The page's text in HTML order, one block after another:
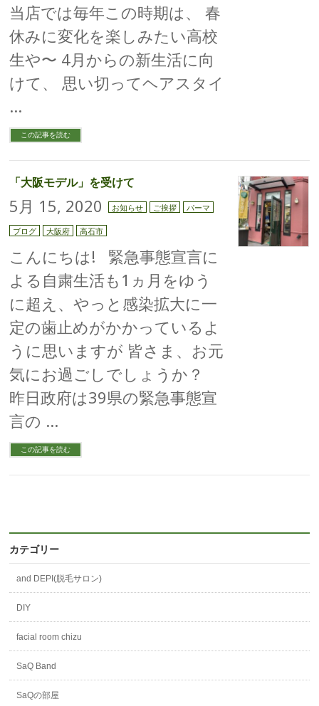
当店では毎年この時期は、 春
休みに変化を楽しみたい高校
生や〜 4月からの新生活に向
けて、 思い切ってヘアスタイ
…
この記事を読む
「大阪モデル」を受けて
5月 15, 2020 お知らせ ご挨拶 パーマ
ブログ 大阪府 高石市
こんにちは! 緊急事態宣言に
よる自粛生活も1ヵ月をゆう
に超え、やっと感染拡大に一
定の歯止めがかかっているよ
うに思いますが 皆さま、お元
気にお過ごしでしょうか？
昨日政府は39県の緊急事態宣
言の …
この記事を読む
カテゴリー
and DEPI(脱毛サロン)
DIY
facial room chizu
SaQ Band
SaQの部屋